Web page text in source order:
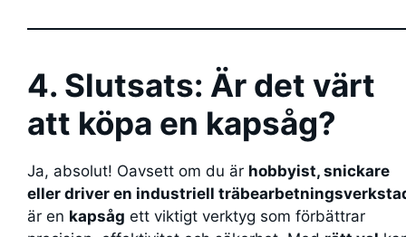
4. Slutsats: Är det värt
att köpa en kapsåg?
Ja, absolut! Oavsett om du är hobbyist, snickare
eller driver en industriell
är en kapsåg ett viktigt verktyg som förbättrar